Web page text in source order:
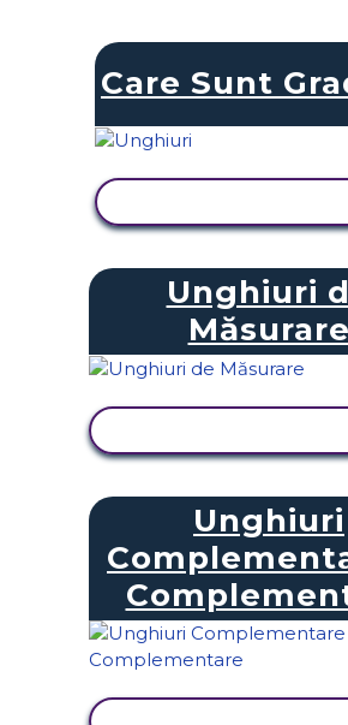
Care Sunt
Unghiuri
Măsurare
Unghiuri